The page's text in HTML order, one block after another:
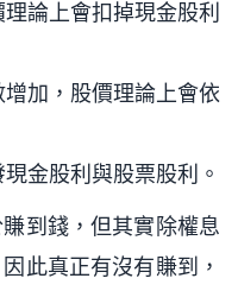
論上會扣掉現金股利
增加，股價理論上會依
現金股利與股票股利。
到錢，但其實除權息
此真正有沒有賺到，